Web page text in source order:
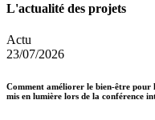
L'actualité des projets
Actu
23/07/2026
Comment améliorer le bien-être pour
mis en lumière lors de la conférence